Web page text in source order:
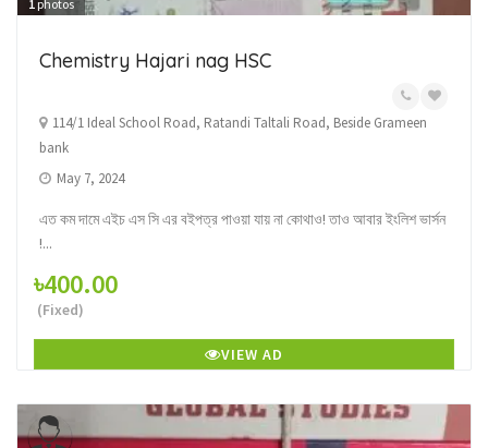
1 photos
Chemistry Hajari nag HSC
114/1 Ideal School Road, Ratandi Taltali Road, Beside Grameen
bank
May 7, 2024
এত কম দামে এইচ এস সি এর বইপত্র পাওয়া যায় না কোথাও! তাও আবার ইংলিশ ভার্সন
!...
৳400.00
(Fixed)
VIEW AD